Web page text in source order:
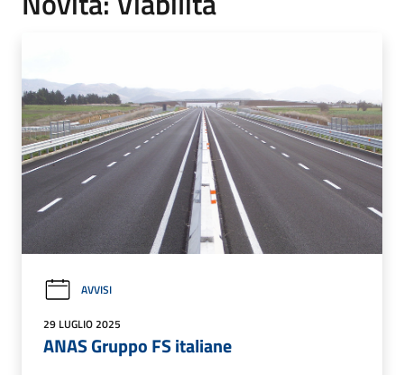
AVVISI
29 LUGLIO 2025
ANAS Gruppo FS italiane